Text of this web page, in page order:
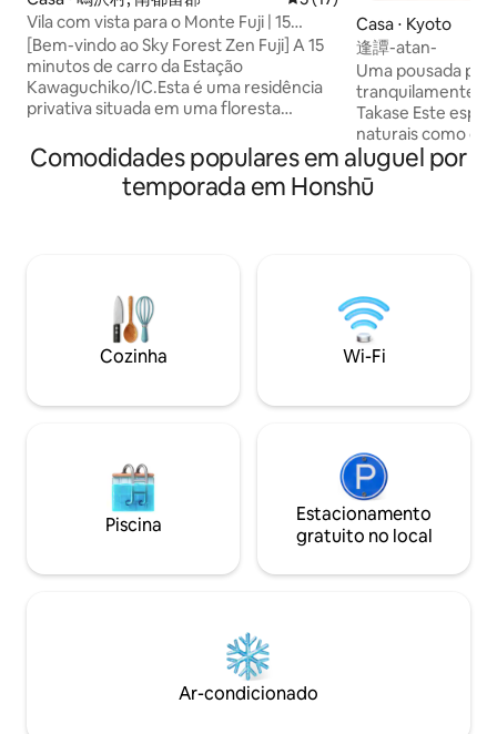
Vila com vista para o Monte Fuji | 15
minutos de carro da Estação
Kawaguchiko | Até 8 pessoas | 10 camas |
Sky Forest Zen Fuji
[Bem-vindo ao Sky Forest Zen Fuji] A 15
minutos de carro da Estação
Kawaguchiko/IC.Esta é uma residência
privativa situada em uma floresta
forma privativa para até 8 pessoas.
[Características do espaço] O diferencial
mais notável é a fusão da “tranquilidade
sofisticado: um quarto tradicional em
estilo japonês com tatames e biombos
shoji, mobilado com uma bela mesa de
vidro e uma cadeira clássica. É um
japonês e ocidental se harmonizam. ・
conectam de forma contínua a um
amplo deck de madeira. ・Vista do
Monte Fuji: entre as árvores da
propriedade, você pode desfrutar de
[Experiência durante a sua estadia]
café no terraço com os sons da floresta
como música de fundo. Prometo a você
um momento especial longe da agitação
da cidade, onde a natureza e o design
Casa ⋅ Kyoto
逢譚-atan-
Uma pousada
tranquilamente
Takase Este
naturais como
japonês respiram
mistura-se com
a passagem do
seu coração. Espaço e silêncio, e um
pouco de luxo.
quem quer
fazer nada em
suave através da
enquanto
jardim. O tempo
só pelo que você
temperatura do
dos seus pés e a
passar um tempo
Comodidades populares em aluguel por
temporada em Honshū
Cozinha Wi-Fi
Piscina
Estacionamento
gratuito no local
Ar-condicionado